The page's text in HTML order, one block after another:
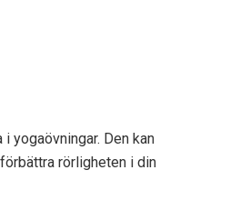
yogaövningar. Den kan
rörligheten i din